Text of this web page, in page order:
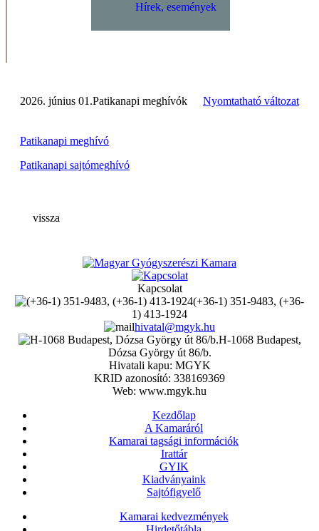
Hírek, események
Nyomtatható változat
2026. június 01.Patikanapi meghívók
Patikanapi meghívó
Patikanapi sajtómeghívó
vissza
Kapcsolat
(+36-1) 351-9483, (+36-
1) 413-1924
hivatal@mgyk.hu
H-1068 Budapest,
Dózsa György út 86/b.
Hivatali kapu: MGYK
KRID azonosító: 338169369
Web: www.mgyk.hu
Kezdőlap
A Kamaráról
Kamarai tagsági információk
Irattár
GYIK
Kiadványaink
Sajtófigyelő
Kamarai kedvezmények